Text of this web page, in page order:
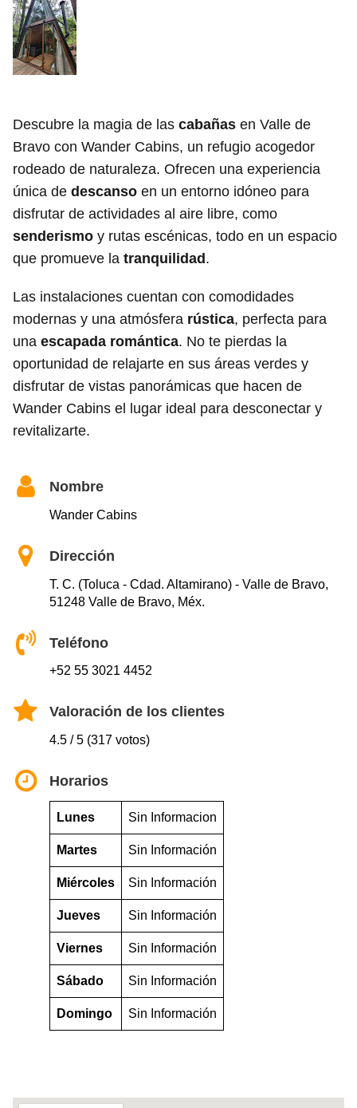
Descubre la magia de las cabañas en Valle de
Bravo con Wander Cabins, un refugio acogedor
rodeado de naturaleza. Ofrecen una experiencia
única de descanso en un entorno idóneo para
disfrutar de actividades al aire libre, como
senderismo y rutas escénicas, todo en un espacio
que promueve la tranquilidad .
Las instalaciones cuentan con comodidades
modernas y una atmósfera rústica, perfecta para
una escapada romántica. No te pierdas la
oportunidad de relajarte en sus áreas verdes y
disfrutar de vistas panorámicas que hacen de
Wander Cabins el lugar ideal para desconectar y
revitalizarte.
Nombre
Wander Cabins
Dirección
T. C. (Toluca - Cdad. Altamirano) - Valle de Bravo,
51248 Valle de Bravo, Méx.
Teléfono
+52 55 3021 4452
Valoración de los clientes
4.5 / 5 (317 votos)
Horarios
Lunes Sin Informacion
Martes Sin Información
Miércoles Sin Información
Jueves Sin Información
Viernes Sin Información
Sábado Sin Información
Domingo Sin Información